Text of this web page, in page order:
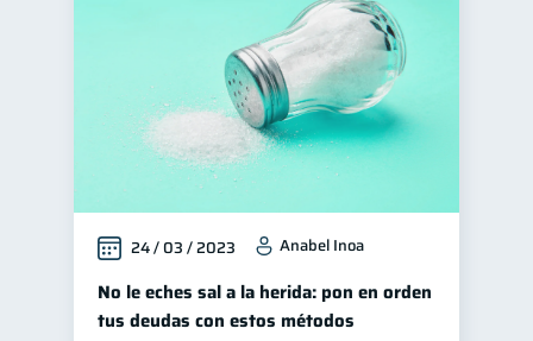
24 / 03 / 2023 Anabel Inoa
No le eches sal a la herida: pon en orden
tus deudas con estos métodos